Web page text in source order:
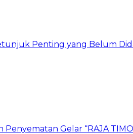
Penting yang Belum
Gelar “RAJA